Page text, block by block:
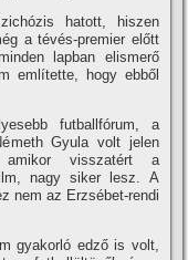
hatott, hiszen
a tévés-premier előtt
lapban elismerő
emlí­tette, hogy ebből
futballfórum, a
Gyula volt jelen
visszatért a
nagy siker lesz. A
nem az Erzsébet-rendi
gyakorló edző is volt,